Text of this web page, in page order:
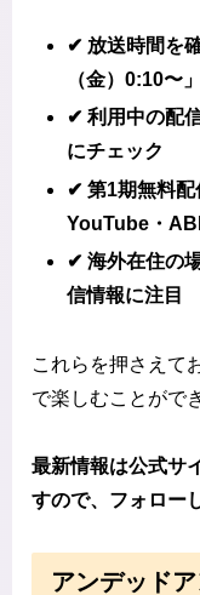
✔ 放送時間を
（金）0:10〜
✔ 利用中の配
にチェック
✔ 第1期無料配
YouTube・
✔ 海外在住の
信情報に注目
これらを押さえて
で楽しむことがで
最新情報は公式サ
すので、フォロー
アンデッド